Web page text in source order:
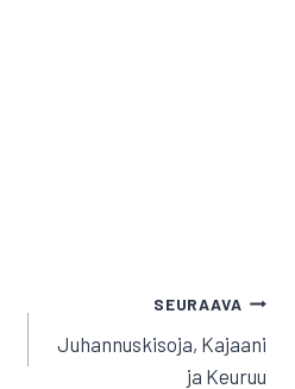
SEURAAVA
Juhannuskisoja, Kajaani
ja Keuruu